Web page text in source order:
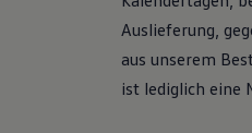
Auslieferung,
aus unserem
ist lediglich eine